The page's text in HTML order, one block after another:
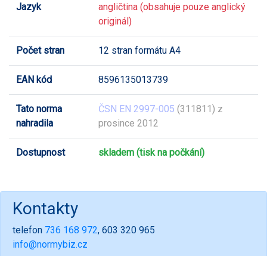
Jazyk
angličtina (obsahuje pouze anglický
originál)
Počet stran 12 stran formátu A4
EAN kód 8596135013739
Tato norma
nahradila
ČSN EN 2997-005 (311811) z
prosince 2012
Dostupnost skladem (tisk na počkání)
Kontakty
telefon 736 168 972, 603 320 965
info@normybiz.cz